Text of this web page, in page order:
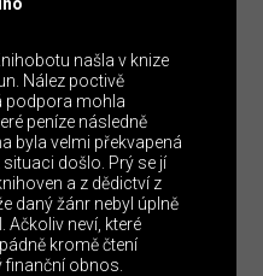
našla v knize
Nález poctivě
podpora mohla
peníze následně
byla velmi překvapená
situaci došlo. Prý se jí
a z dědictví z
daný žánr nebyl úplně
Ačkoliv neví, které
kromě čtení
finanční obnos.